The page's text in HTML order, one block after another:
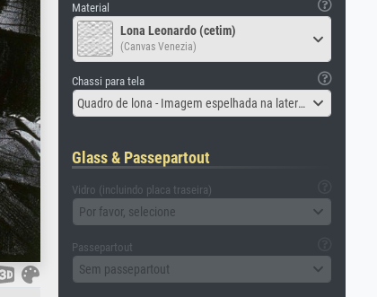
Material
Lona Leonardo (cetim)
(Canvas Venezia)
Chassi para tela
Quadro de lona - Imagem espelhada na lateral
Glass & Passepartout
Vidro (incluindo placa traseira)
Por favor, selecione
Passepartout
Sem passepartout